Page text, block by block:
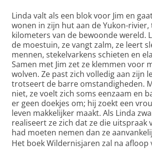
Linda valt als een blok voor Jim en
wonen in zijn hut aan de Yukon-
kilometers van de bewoonde wereld.
de moestuin, ze vangt zalm, ze leert
mennen, stekelvarkens schieten en
Samen met Jim zet ze klemmen voor
wolven. Ze past zich volledig aan zijn
trotseert de barre omstandigheden.
niet, ze voelt zich soms eenzaam en
er geen doekjes om; hij zoekt een
leven makkelijker maakt. Als Linda
realiseert ze zich dat ze die uitspraak
had moeten nemen dan ze
Het boek Wildernisjaren zal na afloop